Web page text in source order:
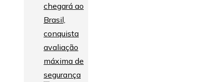
chegará ao
Brasil,
conquista
avaliação
máxima de
segurança